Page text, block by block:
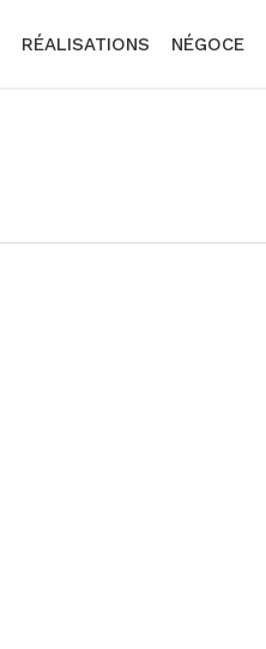
RÉALISATIONS NÉGOCE